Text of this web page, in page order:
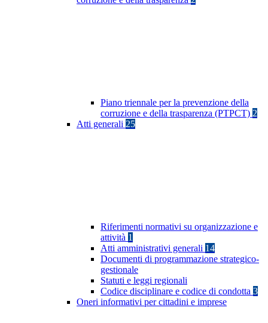
Piano triennale per la prevenzione della
corruzione e della trasparenza (PTPCT) 2
Atti generali 25
Riferimenti normativi su organizzazione e
attività 1
Atti amministrativi generali 14
Documenti di programmazione strategico-
gestionale
Statuti e leggi regionali
Codice disciplinare e codice di condotta 3
Oneri informativi per cittadini e imprese